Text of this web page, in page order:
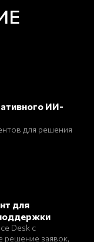
ИИ-
для решения
для
Desk с
решение заявок,